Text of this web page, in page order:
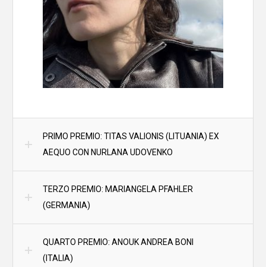
PRIMO PREMIO: TITAS VALIONIS (LITUANIA) EX
AEQUO CON NURLANA UDOVENKO
TERZO PREMIO: MARIANGELA PFAHLER
(GERMANIA)
QUARTO PREMIO: ANOUK ANDREA BONI
(ITALIA)